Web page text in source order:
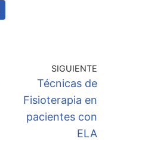
SIGUIENTE
Técnicas de
Fisioterapia en
pacientes con
ELA